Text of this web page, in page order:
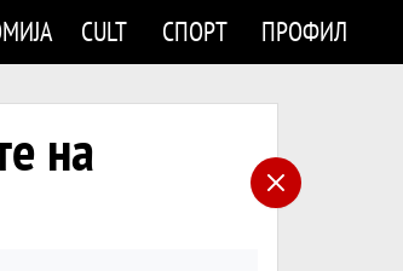
CULT СПОРТ ПРОФИЛ
на